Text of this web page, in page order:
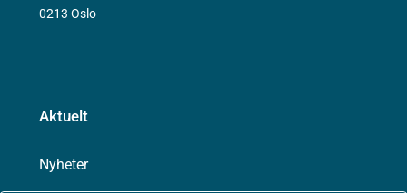
0213 Oslo
Aktuelt
Nyheter